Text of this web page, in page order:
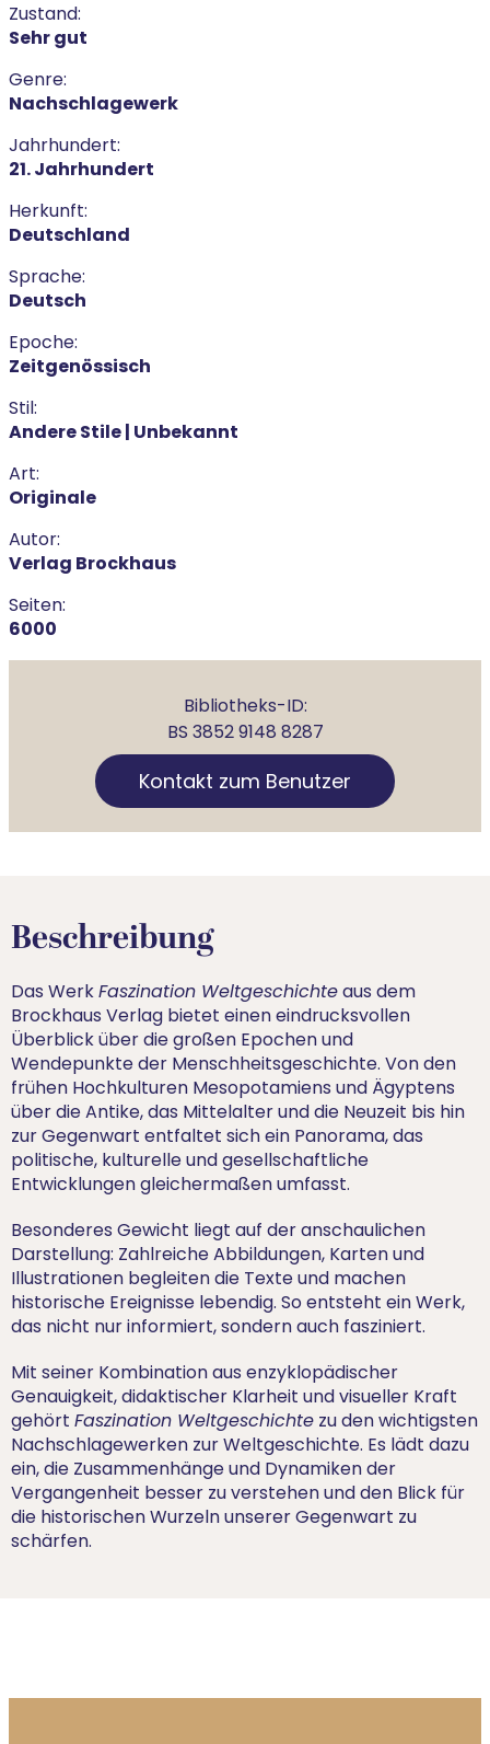
Zustand:
Sehr gut
Genre:
Nachschlagewerk
Jahrhundert:
21. Jahrhundert
Herkunft:
Deutschland
Sprache:
Deutsch
Epoche:
Zeitgenössisch
Stil:
Andere Stile | Unbekannt
Art:
Originale
Autor:
Verlag Brockhaus
Seiten:
6000
Bibliotheks-ID:
BS 3852 9148 8287
Kontakt zum Benutzer
Beschreibung
Das WerkFaszination Weltgeschichteaus dem
Brockhaus Verlag bietet einen eindrucksvollen
Überblick über die großen Epochen und
Wendepunkte der Menschheitsgeschichte. Von den
frühen Hochkulturen Mesopotamiens und Ägyptens
über die Antike, das Mittelalter und die Neuzeit bis hin
zur Gegenwart entfaltet sich ein Panorama, das
politische, kulturelle und gesellschaftliche
Entwicklungen gleichermaßen umfasst.
Besonderes Gewicht liegt auf der anschaulichen
Darstellung: Zahlreiche Abbildungen, Karten und
Illustrationen begleiten die Texte und machen
historische Ereignisse lebendig. So entsteht ein Werk,
das nicht nur informiert, sondern auch fasziniert.
Mit seiner Kombination aus enzyklopädischer
Genauigkeit, didaktischer Klarheit und visueller Kraft
gehörtFaszination Weltgeschichtezu den wichtigsten
Nachschlagewerken zur Weltgeschichte. Es lädt dazu
ein, die Zusammenhänge und Dynamiken der
Vergangenheit besser zu verstehen und den Blick für
die historischen Wurzeln unserer Gegenwart zu
schärfen.